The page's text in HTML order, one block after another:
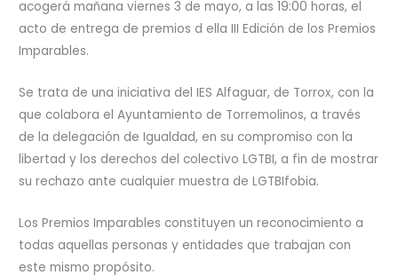
acogerá mañana viernes 3 de mayo, a las 19:00 horas, el
acto de entrega de premios d ella III Edición de los Premios
Imparables.
Se trata de una iniciativa del IES Alfaguar, de Torrox, con la
que colabora el Ayuntamiento de Torremolinos, a través
de la delegación de Igualdad, en su compromiso con la
libertad y los derechos del colectivo LGTBI, a fin de mostrar
su rechazo ante cualquier muestra de LGTBIfobia.
Los Premios Imparables constituyen un reconocimiento a
todas aquellas personas y entidades que trabajan con
este mismo propósito.